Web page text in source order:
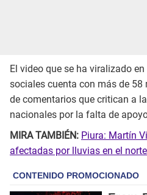
El video que se ha viralizado
sociales cuenta con más de
de comentarios que critican a
nacionales por la falta de
MIRA TAMBIÉN: Piura: Martín
afectadas por lluvias en el